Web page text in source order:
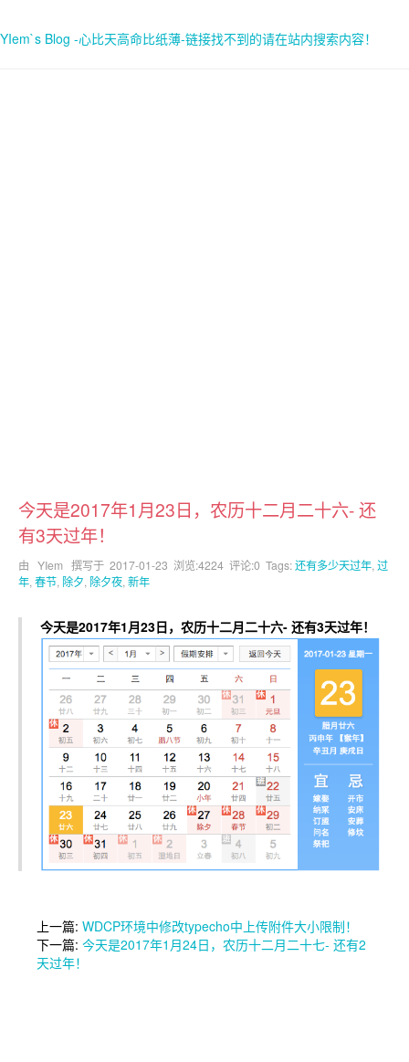
YIem`s Blog -心比天高命比纸薄-链接找不到的请在站内搜索内容！
今天是2017年1月23日，农历十二月二十六- 还
有3天过年！
由 YIem 撰写于 2017-01-23 浏览:4224 评论:0 Tags:还有多少天过年, 过
年, 春节, 除夕, 除夕夜, 新年
今天是2017年1月23日，农历十二月二十六- 还有3天过年！
上一篇: WDCP环境中修改typecho中上传附件大小限制！
下一篇: 今天是2017年1月24日，农历十二月二十七- 还有2
天过年！